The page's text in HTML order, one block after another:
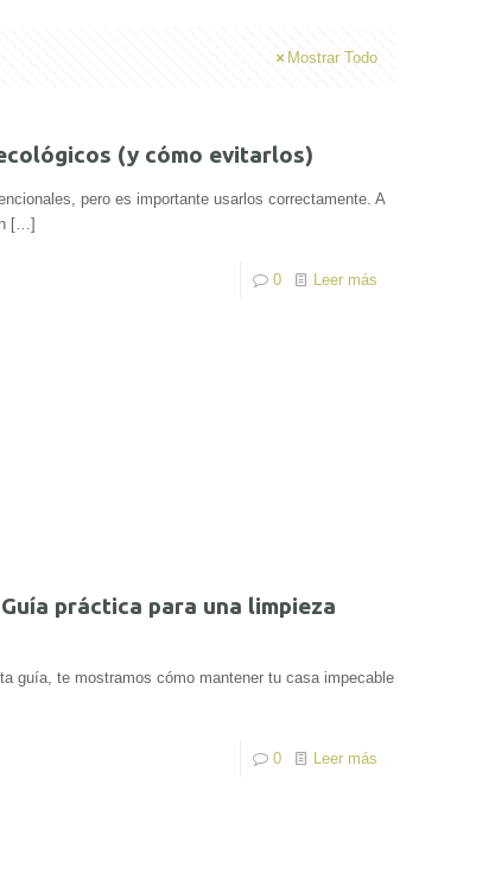
Mostrar Todo
(y cómo evitarlos)
pero es importante usarlos correctamente. A
[…]
0 Leer más
práctica para una limpieza
guía, te mostramos cómo mantener tu casa impecable
0 Leer más